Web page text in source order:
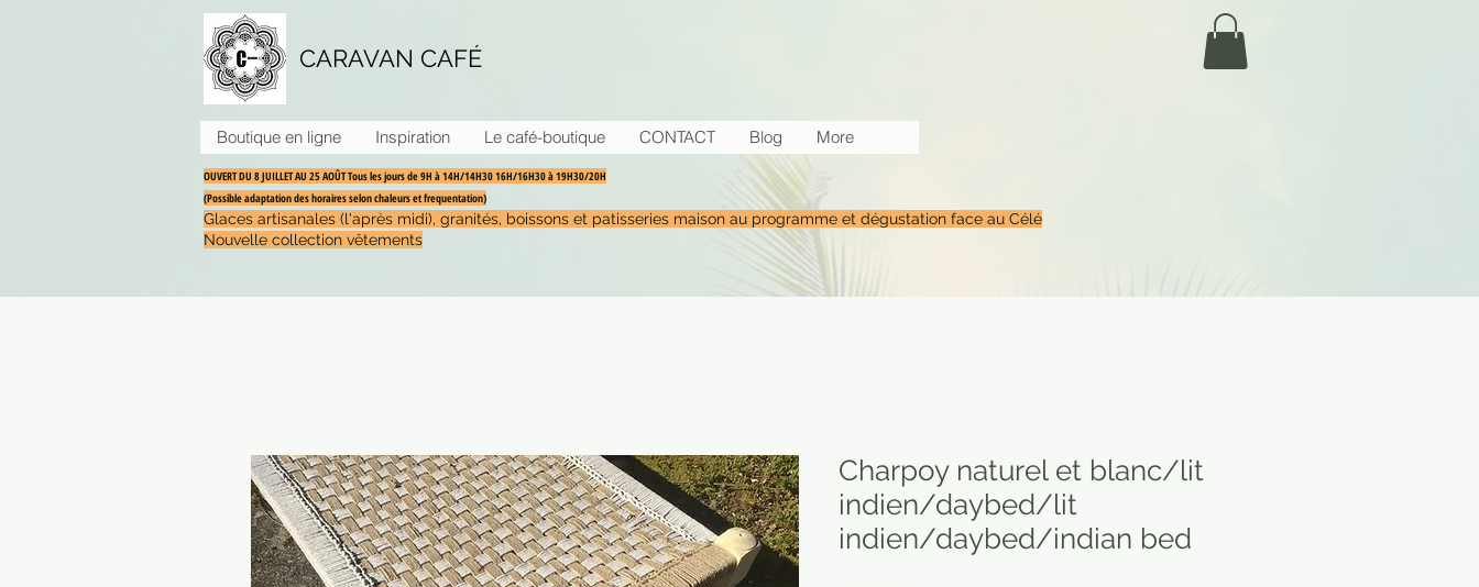
CARAVAN CAFÉ
Boutique en ligne Inspiration Le café-boutique CONTACT Blog More
OUVERT DU 8 JUILLET AU 25 AOÛT Tous les jours de 9H à 14H/14H30 16H/16H30 à 19H30/20H
(Possible adaptation des horaires selon chaleurs et frequentation)
Glaces artisanales (l'après midi), granités, boissons et patisseries maison au programme et dégustation face au Célé
Nouvelle collection vêtements
Charpoy naturel et blanc/lit
indien/daybed/lit
indien/daybed/indian bed